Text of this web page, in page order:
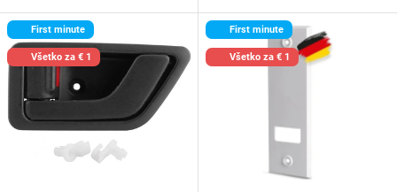
First minute
Všetko za € 1
First minute
Všetko za € 1